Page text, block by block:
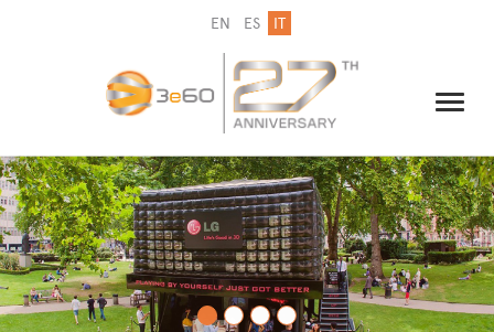
EN ES IT
IL GRUPPO
NEWSLETTER
CONTATTI